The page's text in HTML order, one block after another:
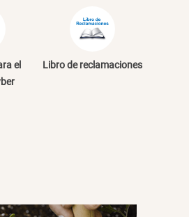
el
Libro de reclamaciones